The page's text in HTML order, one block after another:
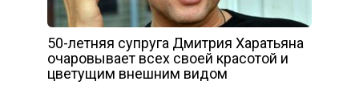
50-летняя супруга Дмитрия Харатьяна
очаровывает всех своей красотой и
цветущим внешним видом